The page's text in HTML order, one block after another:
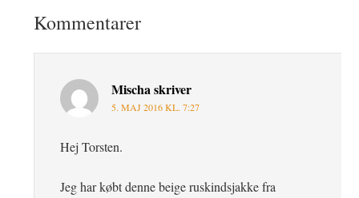
Kommentarer
Mischaskriver
5. MAJ 2016 KL. 7:27
Hej Torsten.
Jeg har købt denne beige ruskindsjakke fra